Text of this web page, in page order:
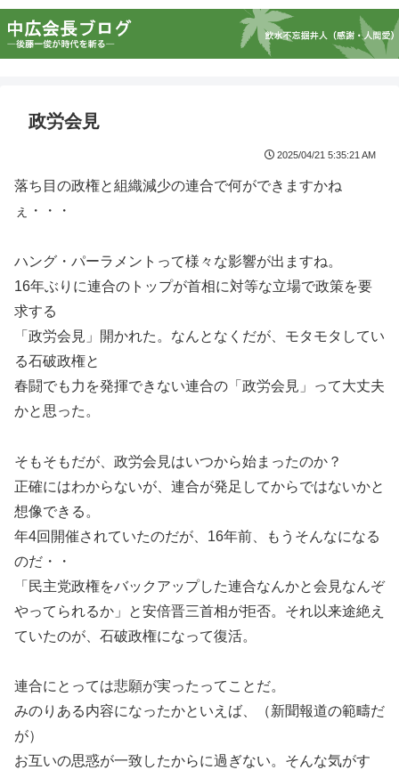
政労会見
2025/04/21 5:35:21 AM
落ち目の政権と組織減少の連合で何ができますかね
ぇ・・・
ハング・パーラメントって様々な影響が出ますね。
16年ぶりに連合のトップが首相に対等な立場で政策を要
求する
「政労会見」開かれた。なんとなくだが、モタモタしてい
る石破政権と
春闘でも力を発揮できない連合の「政労会見」って大丈夫
かと思った。
そもそもだが、政労会見はいつから始まったのか？
正確にはわからないが、連合が発足してからではないかと
想像できる。
年4回開催されていたのだが、16年前、もうそんなになる
のだ・・
「民主党政権をバックアップした連合なんかと会見なんぞ
やってられるか」と安倍晋三首相が拒否。それ以来途絶え
ていたのが、石破政権になって復活。
連合にとっては悲願が実ったってことだ。
みのりある内容になったかといえば、（新聞報道の範疇だ
が）
お互いの思惑が一致したからに過ぎない。そんな気がす